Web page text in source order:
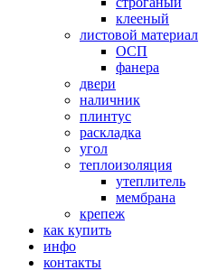
клееный
листовой материал
ОСП
фанера
двери
наличник
плинтус
раскладка
угол
теплоизоляция
утеплитель
мембрана
крепеж
как купить
инфо
контакты